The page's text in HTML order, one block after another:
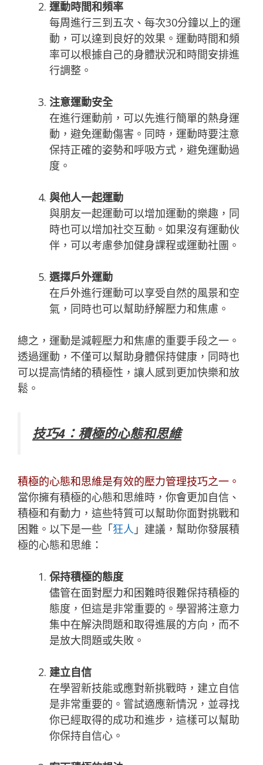
運動時間和頻率
每周進行三到五次、每次30分鐘以上的運
動，可以達到良好的效果。運動時間和頻
率可以根據自己的身體狀況和時間安排進
行調整。
注意運動安全
在進行運動前，可以先進行簡單的熱身運
動，避免運動傷害。同時，運動時要注意
保持正確的姿勢和呼吸方式，避免運動過
度。
與他人一起運動
與朋友一起運動可以增加運動的樂趣，同
時也可以增加社交互動。如果沒有運動伙
伴，可以考慮參加健身課程或運動社團。
選擇戶外運動
在戶外進行運動可以享受自然的風景和空
氣，同時也可以幫助紓解壓力和焦慮。
總之，運動是減輕壓力和焦慮的重要手段之一。
透過運動，不僅可以幫助身體保持健康，同時也
可以提高情緒的積極性，讓人感到更加快樂和放
鬆。
技巧4：積極的心態和思維
積極的心態和思維是有效的壓力管理技巧之一。
當你擁有積極的心態和思維時，你會更加自信、
積極和有動力，這些特質可以幫助你面對挑戰和
困難。以下是一些「狂人 」建議，幫助你發展積
極的心態和思維：
保持積極的態度
儘管在面對壓力和困難時很難保持積極的
態度，但這是非常重要的。學習將注意力
集中在解決問題和取得進展的方向，而不
是放大問題或失敗。
建立自信
在學習新技能或應對新挑戰時，建立自信
是非常重要的。嘗試適應新情況，並尋找
你已經取得的成功和進步，這樣可以幫助
你保持自信心。